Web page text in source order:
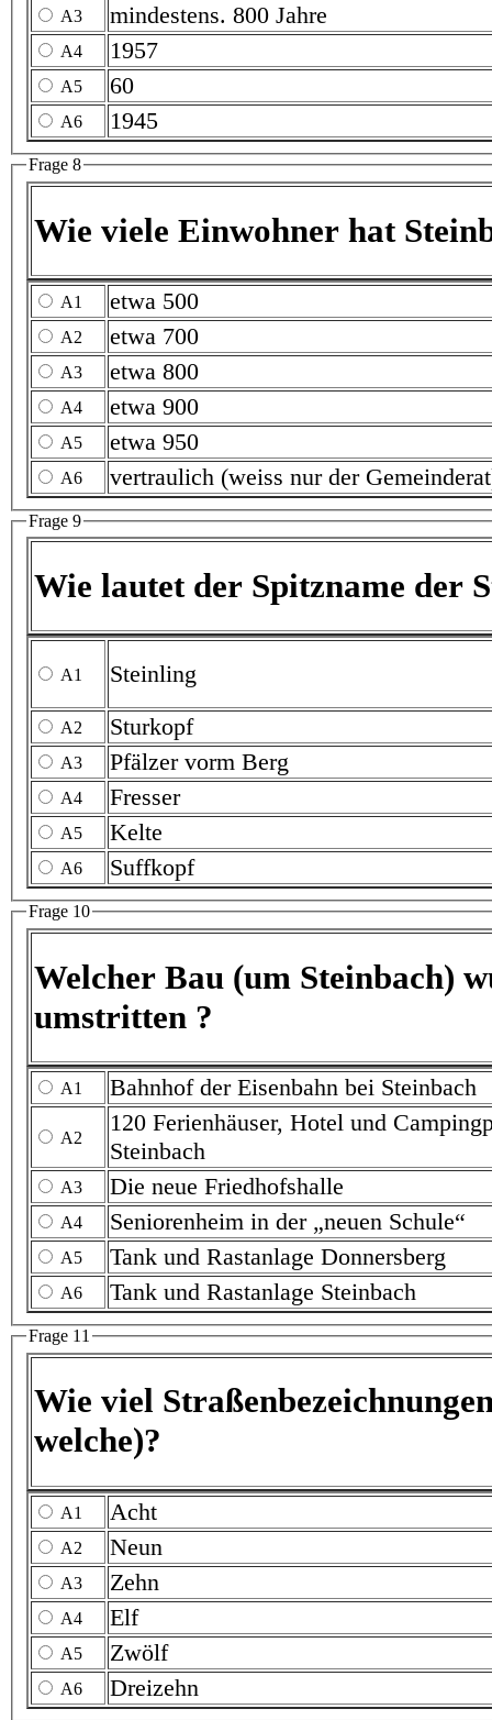
A3 mindestens. 800 Jahre
A4 1957
A5 60
A6 1945
Frage 8
Wie viele Einwohner hat
A1 etwa 500
A2 etwa 700
A3 etwa 800
A4 etwa 900
A5 etwa 950
A6 vertraulich (weiss nur der
Frage 9
A1 Steinling
A2 Sturkopf
A3 Pfälzer vorm Berg
A4 Fresser
A5 Kelte
A6 Suffkopf
Frage 10
Welcher Bau (um Steinbach)
umstritten ?
A1 Bahnhof der Eisenbahn bei Steinbach
A2
120 Ferienhäuser, Hotel und Campingplatz am Weiher bei
Steinbach
A3 Die neue Friedhofshalle
A4 Seniorenheim in der „neuen Schule“
A5 Tank und Rastanlage Donnersberg
A6 Tank und Rastanlage Steinbach
Frage 11
Wie viel Straßenbezeichnungen
welche)?
A1 Acht
A2 Neun
A3 Zehn
A4 Elf
A5 Zwölf
A6 Dreizehn